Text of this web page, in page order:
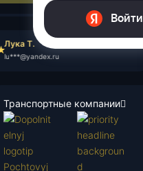
Лука Т.
lu***@yandex.ru
Транспортные компании